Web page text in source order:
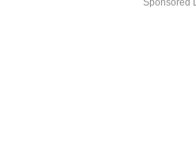
Sponsored